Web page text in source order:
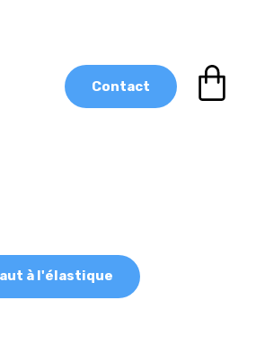
Contact
à l'élastique